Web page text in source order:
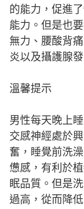
的能力，促進
能力。但是也
無力、腰酸背
炎以及攝護腺發
溫馨提示
男性每天晚上
交感神經處於
奮，睡覺前洗
憊感，有利於
眠品質。但是
過高，從而降